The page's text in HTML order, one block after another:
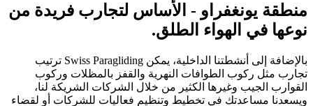
منطقة يونغفراو - الأساس لتجارب فريدة من
نوعها في الهواء الطلق.
بالإضافة إلى أنشطتنا الداخلية، يمكن Swiss Paragliding ترتيب
تجارب مثل ركوب الطوافات النهرية والقفز بالمظلات وركوب
القوارب الجيب وغيرها الكثير من خلال الشركات الشريكة لنا،
ويسعدنا مساعدتك في تخطيط وتنظيم فعاليات للشركات أو لقضاء